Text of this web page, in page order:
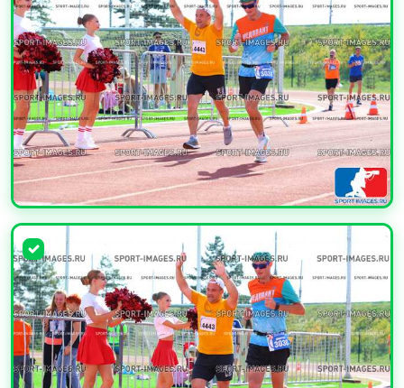
УВЕЛИЧИТЬ